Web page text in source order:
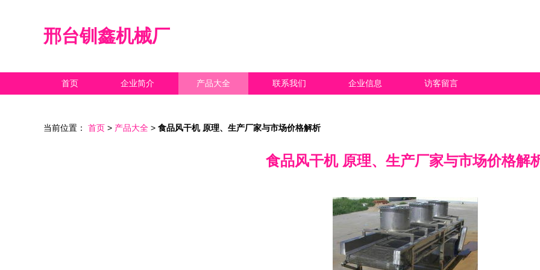
邢台钏鑫机械厂
首页 企业简介 产品大全 联系我们 企业信息 访客留言
当前位置： 首页 > 产品大全 > 食品风干机 原理、生产厂家与市场价格解析
食品风干机 原理、生产厂家与市场价格解